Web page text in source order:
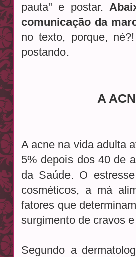
pauta" e postar.
comunicação da
no texto, porque,
postando.
A
A acne na vida adulta
5% depois dos 40 de
da Saúde. O
cosméticos, a má
fatores que
surgimento de cravos
Segundo a